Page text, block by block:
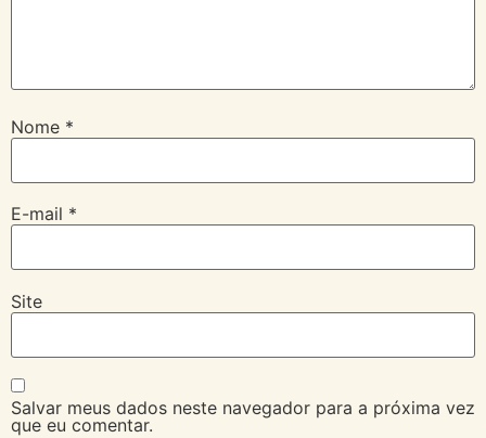
Nome *
E-mail *
Site
Salvar meus dados neste navegador para a próxima vez
que eu comentar.